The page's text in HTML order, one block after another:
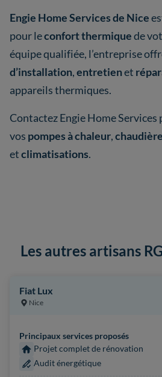
Engie Home Services de Nice
pour leconfort thermiquede
équipe qualifiée, l’entreprise
d’installation,entretienet
appareils thermiques.
Contactez Engie Home
vos pompes à chaleur,
etclimatisations.
Les autres artisans
Fiat Lux
Nice
Principaux services proposés
Projet complet de rénovation
Audit énergétique